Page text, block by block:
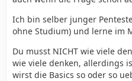
Ich bin selber junger
ohne Studium) und lerne im
Du musst NICHT wie viele
wie viele denken, allerdings
wirst die Basics so oder so